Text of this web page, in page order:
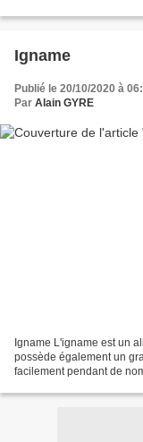
Igname
Publié le 20/10/2020 à
Par Alain GYRE
Igname L'igname est un
possède également un
facilement pendant de